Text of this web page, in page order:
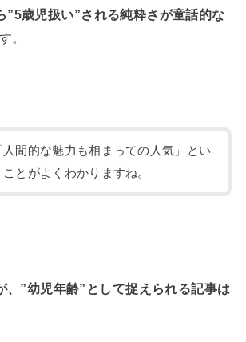
”5歳児扱い”される純粋さが童話的な
。
人間的な魅力も相まっての人気」とい
ことがよくわかりますね。
、”幼児年齢”として捉えられる記事は